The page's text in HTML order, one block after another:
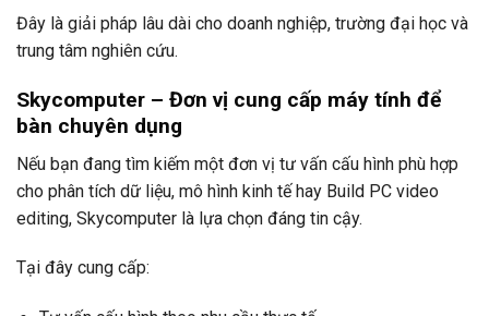
Đây là giải pháp lâu dài cho doanh nghiệp, trường đại học và
trung tâm nghiên cứu.
Skycomputer – Đơn vị cung cấp máy tính để
bàn chuyên dụng
Nếu bạn đang tìm kiếm một đơn vị tư vấn cấu hình phù hợp
cho phân tích dữ liệu, mô hình kinh tế hay Build PC video
editing, Skycomputer là lựa chọn đáng tin cậy.
Tại đây cung cấp: